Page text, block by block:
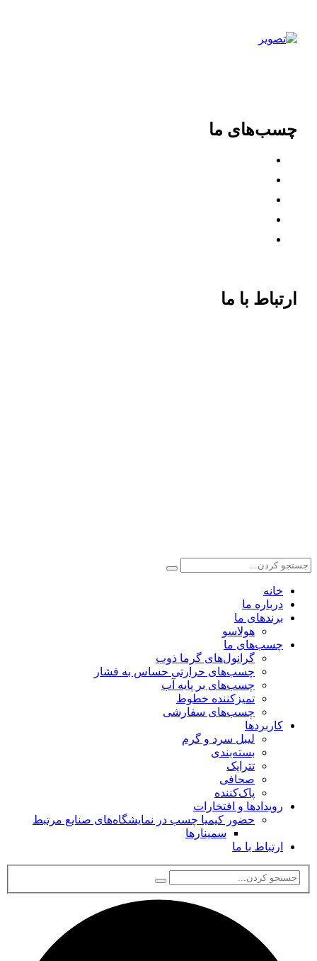
چسب‌های ما
ارتباط با ما
خانه
درباره ما
برندهای ما
هولاسو
چسب‌های ما
گرانول‌های گرما ذوب
چسب‌های حرارتی حساس به فشار
چسب‌های بر پایه آب
تمیزکننده خطوط
چسب‌های سفارشی
کاربردها
لیبل سرد و گرم
بسته‌بندی
تتراپک
صحافی
پاک‌کننده
رویدادها و افتخارات
حضور کیمیا چسب در نمایشگاه‌های صنایع مرتبط
سمینارها
ارتباط با ما